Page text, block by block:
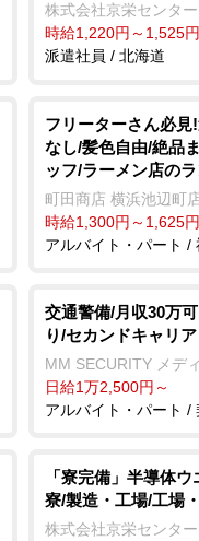
株式会社京栄センター
時給1,220円～1,525円
派遣社員 / 北海道
フリーターさん必
なし/髪色自由/絶品
ッフ/ラーメン店の
町田商店 横浜池辺町
時給1,300円～1,625円
アルバイト・パート /
交通警備/月収30万
り/セカンドキャリア
MM SECURITY メデ
日給1万2,500円～
アルバイト・パート /
「寮完備」半導体
寮/製造・工場/工場
株式会社京栄センター